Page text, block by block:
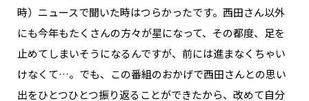
時）ニュースで聞いた時はつらかったです。西田さん以外
にも今年もたくさんの方々が星になって、その都度、足を
止めてしまいそうになるんですが、前には進まなくちゃい
けなくて…。でも、この番組のおかげで西田さんとの思い
出をひとつひとつ振り返ることができたから、改めて自分